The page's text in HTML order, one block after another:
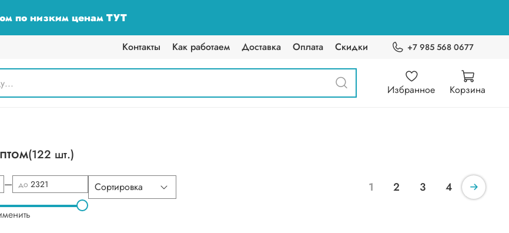
по низким ценам ТУТ
Контакты Как работаем Доставка Оплата Скидки +7 985 568 0677
Избранное Корзина
(122 шт.)
— до 1 2 3 4